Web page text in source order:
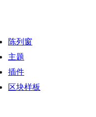
陈列窗
主题
插件
区块样板